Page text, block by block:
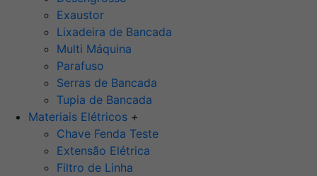
Exaustor
Lixadeira de Bancada
Multi Máquina
Parafuso
Serras de Bancada
Tupia de Bancada
Materiais Elétricos +
Chave Fenda Teste
Extensão Elétrica
Filtro de Linha